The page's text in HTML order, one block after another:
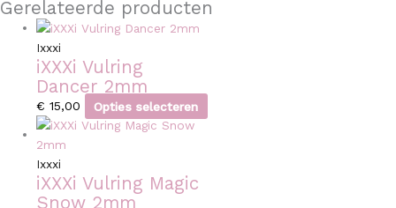
Gerelateerde producten
Ixxxi
iXXXi Vulring
Dancer 2mm
€ 15,00 Opties selecteren
Ixxxi
iXXXi Vulring Magic
Snow 2mm